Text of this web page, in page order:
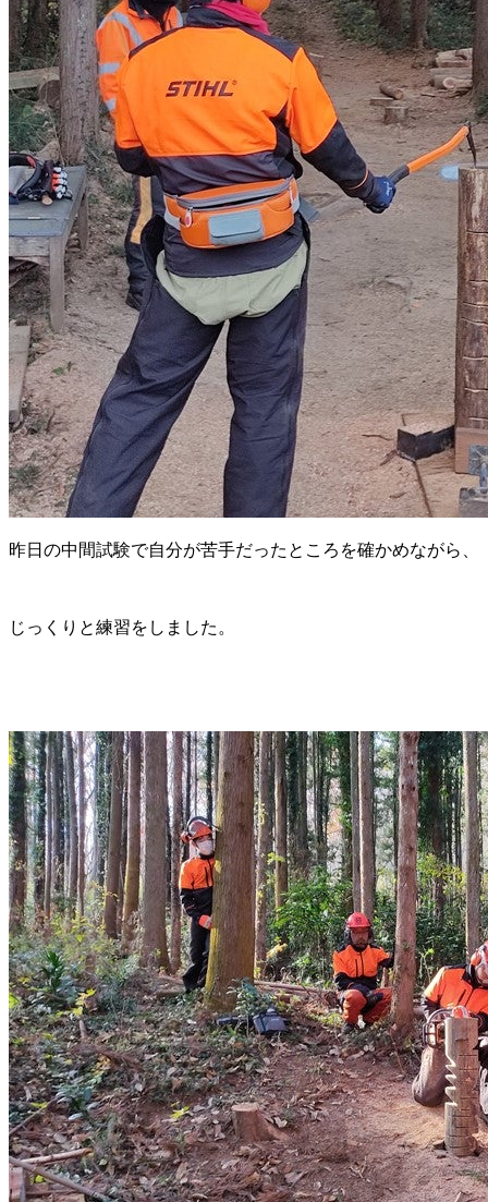
昨日の中間試験で自分が苦手だったところを確かめながら、
じっくりと練習をしました。